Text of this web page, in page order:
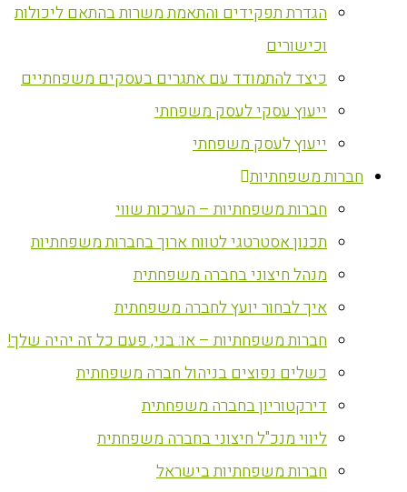
הגדרת תפקידים והתאמת משרות בהתאם ליכולות
וכישורים
כיצד להתמודד עם אתגרים בעסקים משפחתיים
ייעוץ עסקי לעסק משפחתי
ייעוץ לעסק משפחתי
חברות משפחתיות
חברות משפחתיות – הערכות שווי
תכנון אסטרטגי לטווח ארוך בחברות משפחתיות
מנהל חיצוני בחברה משפחתית
איך לבחור יועץ לחברה משפחתית
חברות משפחתיות – או: בני, פעם כל זה יהיה שלך!
כשלים נפוצים בניהול חברה משפחתית
דירקטוריון בחברה משפחתית
ליווי מנכ"ל חיצוני בחברה משפחתית
חברות משפחתיות בישראל